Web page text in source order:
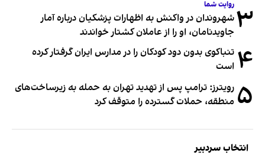
۳ روایت شما
شهروندان در واکنش به اظهارات پزشکیان درباره آمار
جاویدنامان، او را از عاملان کشتار خواندند
۴ تنباکوی بدون دود کودکان را در مدارس ایران گرفتار کرده
است
۵ رویترز: ترامپ پس از تهدید تهران به حمله به زیرساخت‌های
منطقه، حملات گسترده را متوقف کرد
انتخاب سردبیر